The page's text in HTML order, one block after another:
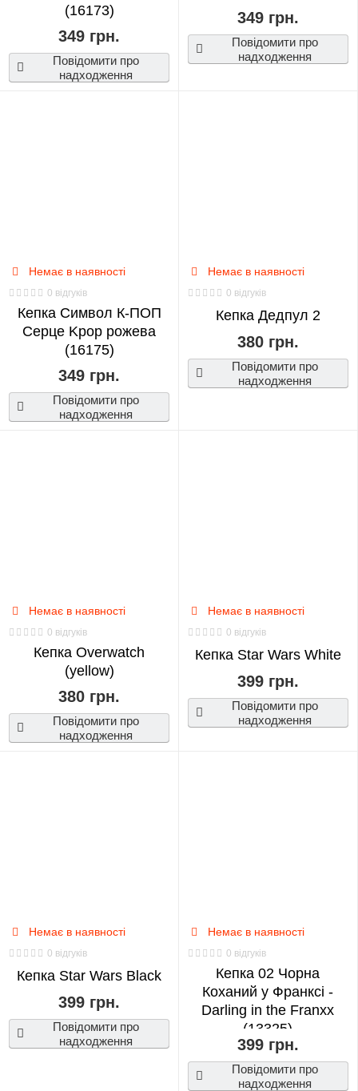
(16173)
349 грн.
Повідомити про
надходження
349 грн.
Повідомити про
надходження
Немає в наявності
0 відгуків
Кепка Символ К-ПОП
Серце Kpop рожева
(16175)
349 грн.
Повідомити про
надходження
Немає в наявності
0 відгуків
Кепка Дедпул 2
380 грн.
Повідомити про
надходження
Немає в наявності
0 відгуків
Кепка Overwatch
(yellow)
380 грн.
Повідомити про
надходження
Немає в наявності
0 відгуків
Кепка Star Wars White
399 грн.
Повідомити про
надходження
Немає в наявності
0 відгуків
Кепка Star Wars Black
399 грн.
Повідомити про
надходження
Немає в наявності
0 відгуків
Кепка 02 Чорна
Коханий у Франксі -
Darling in the Franxx
(13325)
399 грн.
Повідомити про
надходження